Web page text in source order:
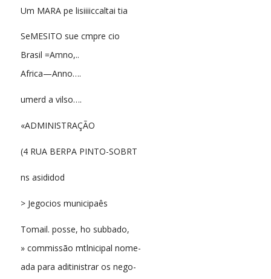
Um MARA pe lisiiiiccaltai tia
SeMESITO sue cmpre cio
Brasil =Amno,..
Africa—Anno….
umerd a vilso….
«ADMINISTRAÇÃO
(4 RUA BERPA PINTO-SOBRT
ns asididod
> Jegocios municipaês
Tomail. posse, ho subbado,
» commissão mtlnicipal nome-
ada para aditinistrar os nego-